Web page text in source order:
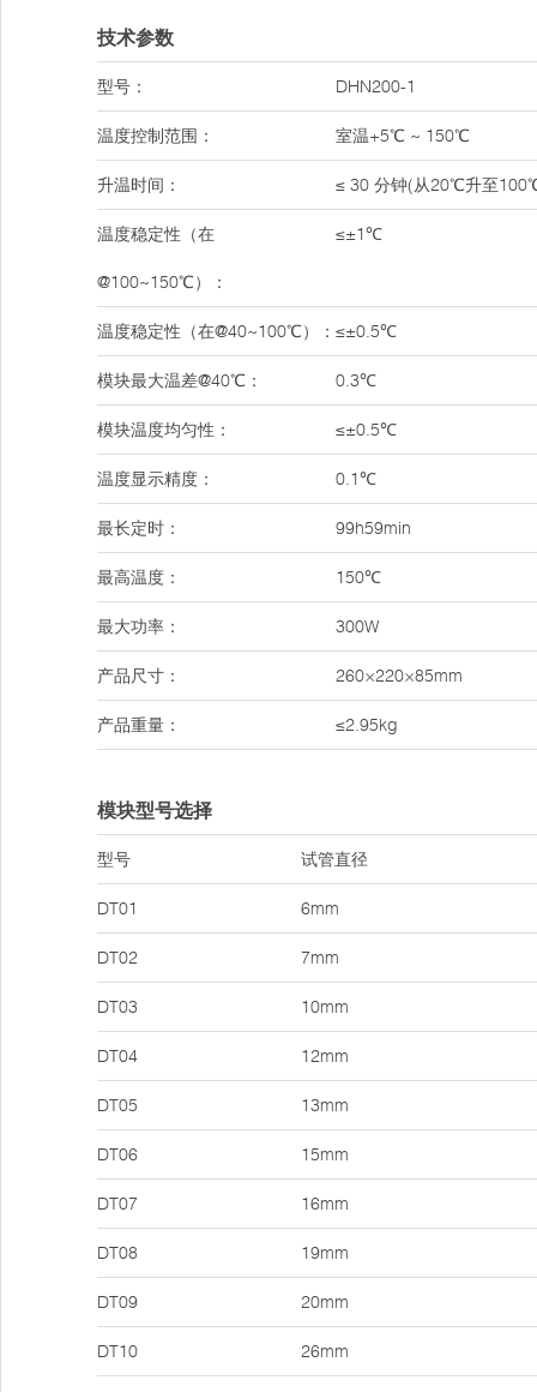
技术参数
型号： DHN200-1
温度控制范围： 室温+5℃ ~ 150℃
升温时间： ≤ 30 分钟(从20℃升至
温度稳定性（在
@100~150℃）：
≤±1℃
温度稳定性（在@40~100℃）： ≤±0.5℃
模块最大温差@40℃： 0.3℃
模块温度均匀性： ≤±0.5℃
温度显示精度： 0.1℃
最长定时： 99h59min
最高温度： 150℃
最大功率： 300W
产品尺寸： 260×220×85mm
产品重量： ≤2.95kg
模块型号选择
型号 试管直径
DT01 6mm
DT02 7mm
DT03 10mm
DT04 12mm
DT05 13mm
DT06 15mm
DT07 16mm
DT08 19mm
DT09 20mm
DT10 26mm